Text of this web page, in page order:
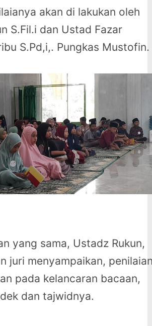
akan di lakukan oleh
S.Fil.i dan Ustad Fazar
S.Pd,i,. Pungkas Mustofin.
yang sama, Ustadz Rukun,
juri menyampaikan,
pada kelancaran bacaan,
dan tajwidnya.